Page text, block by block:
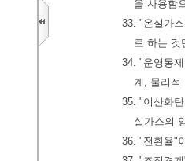
을 사용함
33. "온실가
로 하는 것
34. "운영통
계, 물리적
35. "이산화
실가스의
36. "전환율"